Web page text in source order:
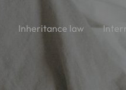
Inheritance law